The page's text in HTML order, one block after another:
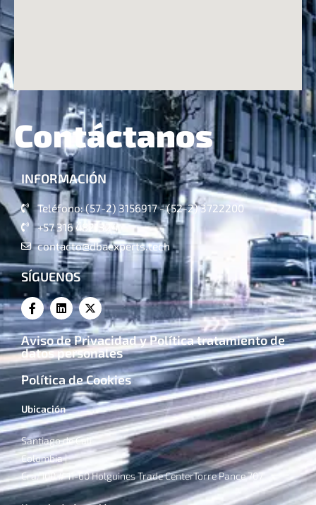
Contáctanos
INFORMACIÓN
Teléfono: (57-2) 3156917 - (52-2) 3722200
+57 316 4821324
contacto@dbaexperts.tech
SÍGUENOS
Aviso de Privacidad y Política tratamiento de
datos personales
Política de Cookies
Ubicación
Santiago de Cali
Colombia |
Cra. 100 # 11-60 Holguines Trade CenterTorre Pance 707